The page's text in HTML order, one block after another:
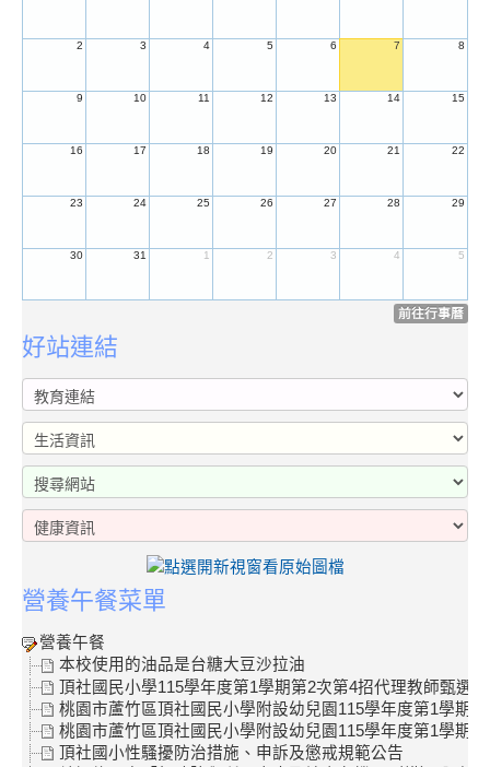
2 3 4 5 6 7 8
9 10 11 12 13 14 15
16 17 18 19 20 21 22
23 24 25 26 27 28 29
30 31 1 2 3 4 5
前往行事曆
好站連結
營養午餐菜單
營養午餐
本校使用的油品是台糖大豆沙拉油
頂社國民小學115學年度第1學期第2次第4招代理教師甄選
桃園市蘆竹區頂社國民小學附設幼兒園115學年度第1學期
桃園市蘆竹區頂社國民小學附設幼兒園115學年度第1學期
頂社國小性騷擾防治措施、申訴及懲戒規範公告